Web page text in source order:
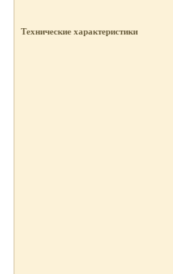
Технические характеристики